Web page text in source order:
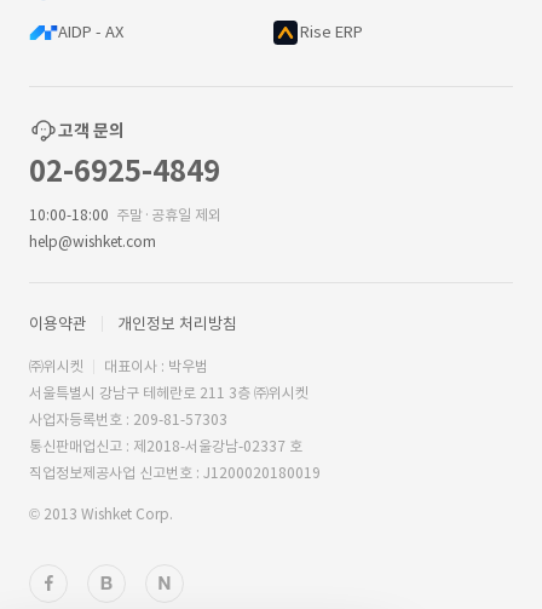
AIDP - AX Rise ERP
고객 문의
02-6925-4849
10:00-18:00 주말·공휴일 제외
help@wishket.com
이용약관 개인정보 처리방침
㈜위시켓
대표이사 : 박우범
서울특별시 강남구 테헤란로 211 3층 ㈜위시켓
사업자등록번호 : 209-81-57303
통신판매업신고 : 제2018-서울강남-02337 호
직업정보제공사업 신고번호 : J1200020180019
© 2013 Wishket Corp.